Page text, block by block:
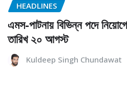
HEADLINES
এমস-পাটনায় বিভিন্ন পদে
তারিখ ২০ আগস্ট
Kuldeep Singh Chundawat